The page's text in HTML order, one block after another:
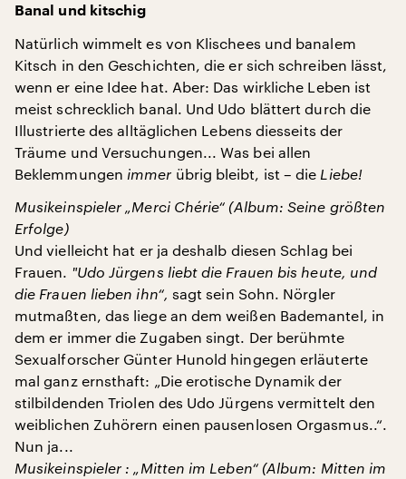
Banal und kitschig
Natürlich wimmelt es von Klischees und banalem
Kitsch in den Geschichten, die er sich schreiben lässt,
wenn er eine Idee hat. Aber: Das wirkliche Leben ist
meist schrecklich banal. Und Udo blättert durch die
Illustrierte des alltäglichen Lebens diesseits der
Träume und Versuchungen... Was bei allen
Beklemmungen immer übrig bleibt, ist – die Liebe!
Musikeinspieler „Merci Chérie“ (Album: Seine größten
Erfolge)
Und vielleicht hat er ja deshalb diesen Schlag bei
Frauen. "Udo Jürgens liebt die Frauen bis heute, und
die Frauen lieben ihn“, sagt sein Sohn. Nörgler
mutmaßten, das liege an dem weißen Bademantel, in
dem er immer die Zugaben singt. Der berühmte
Sexualforscher Günter Hunold hingegen erläuterte
mal ganz ernsthaft: „Die erotische Dynamik der
stilbildenden Triolen des Udo Jürgens vermittelt den
weiblichen Zuhörern einen pausenlosen Orgasmus..“.
Nun ja...
Musikeinspieler : „Mitten im Leben“ (Album: Mitten im